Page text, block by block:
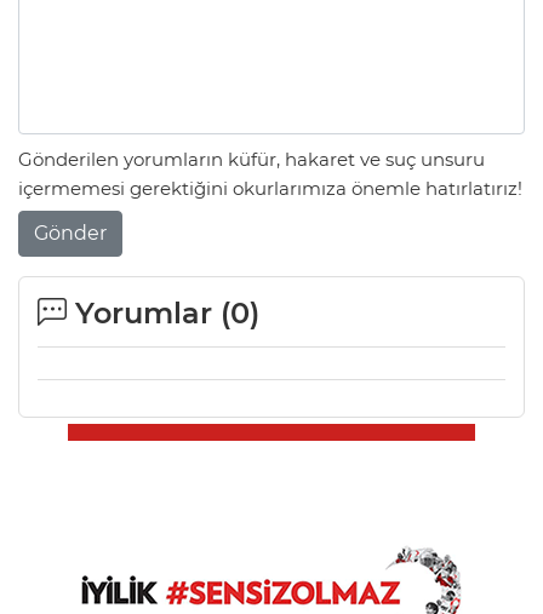
Gönderilen yorumların küfür, hakaret ve suç unsuru
içermemesi gerektiğini okurlarımıza önemle hatırlatırız!
Gönder
Yorumlar (0)